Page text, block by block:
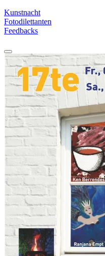
Kunstnacht
Fotodilettanten
Feedbacks